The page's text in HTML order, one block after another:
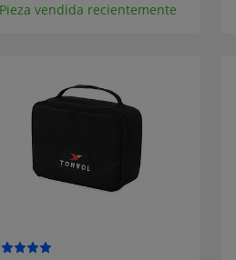
vendida recientemente